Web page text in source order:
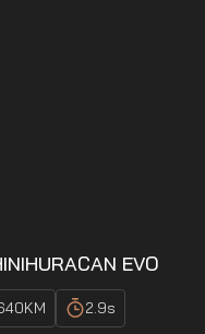
HURACAN EVO
KM 2.9s